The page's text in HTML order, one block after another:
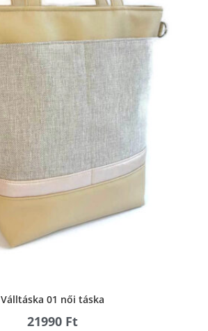
Válltáska 01 női táska
21990 Ft